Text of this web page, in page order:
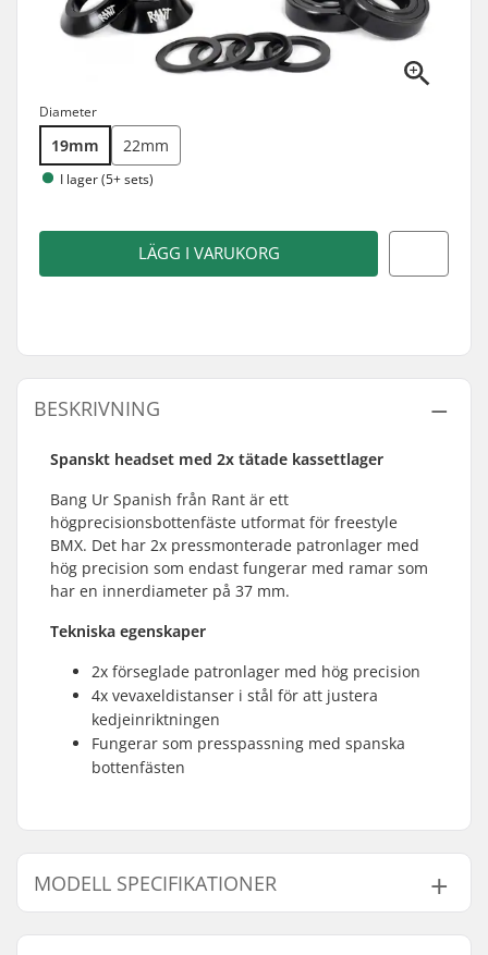
Diameter
19mm 22mm
I lager (5+ sets)
LÄGG I VARUKORG
BESKRIVNING
Spanskt headset med 2x tätade kassettlager
Bang Ur Spanish från Rant är ett
högprecisionsbottenfäste utformat för freestyle
BMX. Det har 2x pressmonterade patronlager med
hög precision som endast fungerar med ramar som
har en innerdiameter på 37 mm.
Tekniska egenskaper
2x förseglade patronlager med hög precision
4x vevaxeldistanser i stål för att justera
kedjeinriktningen
Fungerar som presspassning med spanska
bottenfästen
MODELL SPECIFIKATIONER